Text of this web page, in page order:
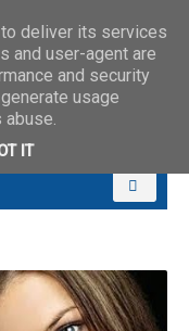
deliver its services
and user-agent are
and security
usage
IT